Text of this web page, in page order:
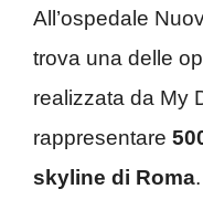
All’ospedale
trova una delle
realizzata da My
rappresentare
skyline di Roma.